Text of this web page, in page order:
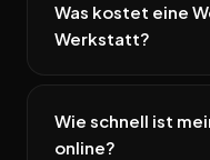
Was kostet eine
Werkstatt?
Wie schnell ist
online?